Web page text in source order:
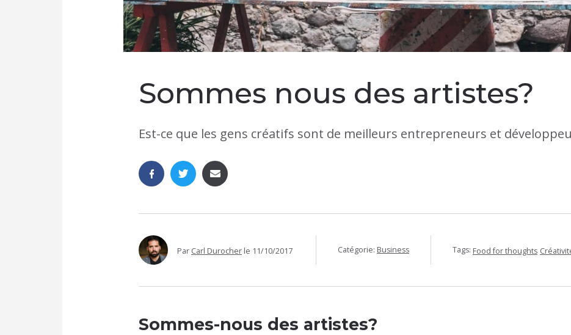
Sommes nous des artistes?
Est-ce que les gens créatifs sont de meilleurs entrepreneurs et
Par Carl Durocher le 11/10/2017 Catégorie: Business Tags: Food for thoughts
Sommes-nous des artistes?